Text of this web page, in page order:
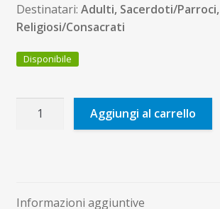
Destinatari: Adulti, Sacerdoti/Parroci,
Religiosi/Consacrati
Disponibile
Santuario
Aggiungi al carrello
Informazioni aggiuntive